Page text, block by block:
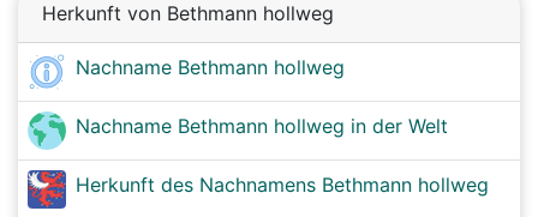
Herkunft von Bethmann hollweg
Nachname Bethmann hollweg
Nachname Bethmann hollweg in der Welt
Herkunft des Nachnamens Bethmann hollweg